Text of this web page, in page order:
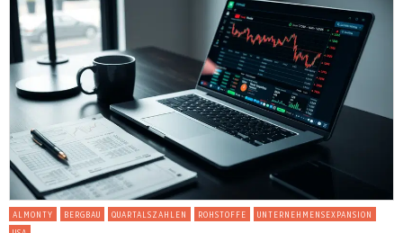
ALMONTY BERGBAU QUARTALSZAHLEN ROHSTOFFE
UNTERNEHMENSEXPANSION